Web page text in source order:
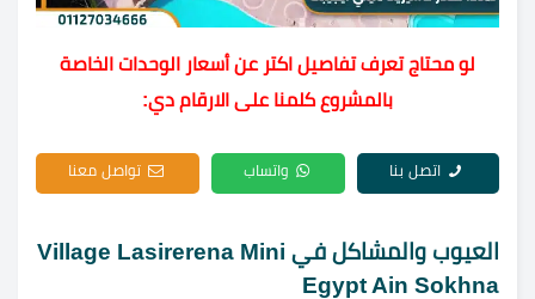
لو محتاج تعرف تفاصيل اكتر عن أسعار الوحدات الخاصة
بالمشروع كلمنا على الارقام دي:
اتصل بنا واتساب تواصل معنا
العيوب والمشاكل في Village Lasirerena Mini
Egypt Ain Sokhna